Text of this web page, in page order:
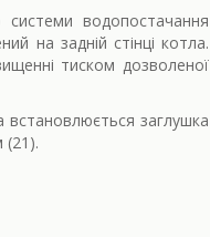
водопостачання
на задній стінці котла.
тиском дозволеної
заглушка
(21).